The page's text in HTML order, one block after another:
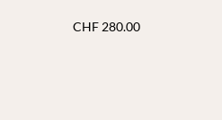
CHF280.00